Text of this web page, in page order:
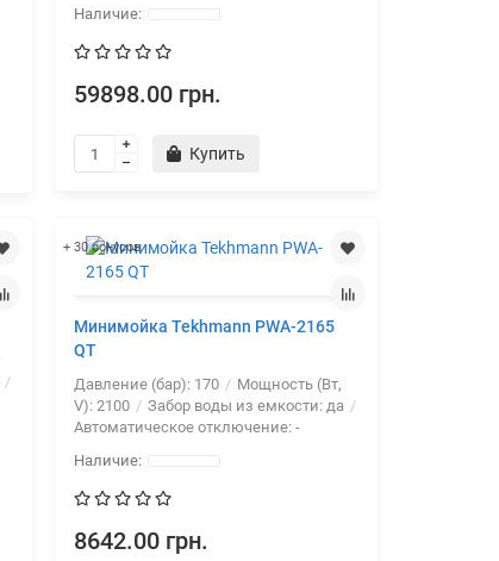
59898.00 грн.
Купить
+ 30 бонусов
Минимойка Tekhmann PWA-2165
QT
Давление (бар): 170
Мощность (Вт,
V): 2100 Забор воды из емкости: да
Автоматическое отключение: -
8642.00 грн.